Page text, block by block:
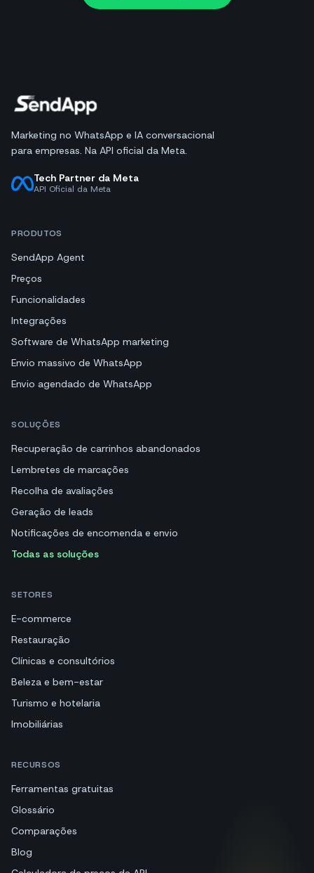
Marketing no WhatsApp e IA conversacional
para empresas. Na API oficial da Meta.
Tech Partner da Meta
API Oficial da Meta
PRODUTOS
SendApp Agent
Preços
Funcionalidades
Integrações
Software de WhatsApp marketing
Envio massivo de WhatsApp
Envio agendado de WhatsApp
SOLUÇÕES
Recuperação de carrinhos abandonados
Lembretes de marcações
Recolha de avaliações
Geração de leads
Notificações de encomenda e envio
Todas as soluções
SETORES
E-commerce
Restauração
Clínicas e consultórios
Beleza e bem-estar
Turismo e hotelaria
Imobiliárias
RECURSOS
Ferramentas gratuitas
Glossário
Comparações
Blog